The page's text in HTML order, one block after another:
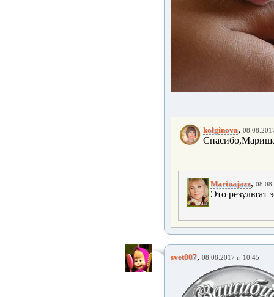
kolginova,
Marinajazz,
Это результат
svet007, 08.08.2017 г. 10:45